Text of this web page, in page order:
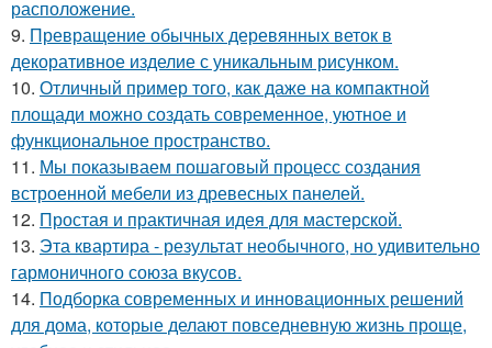
расположение.
9. Превращение обычных деревянных веток в
декоративное изделие с уникальным рисунком.
10. Отличный пример того, как даже на компактной
площади можно создать современное, уютное и
функциональное пространство.
11. Мы показываем пошаговый процесс создания
встроенной мебели из древесных панелей.
12. Простая и практичная идея для мастерской.
13. Эта квартира - результат необычного, но удивительно
гармоничного союза вкусов.
14. Подборка современных и инновационных решений
для дома, которые делают повседневную жизнь проще,